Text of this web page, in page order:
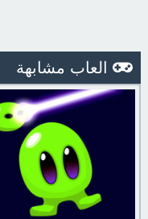
العاب مشابهة